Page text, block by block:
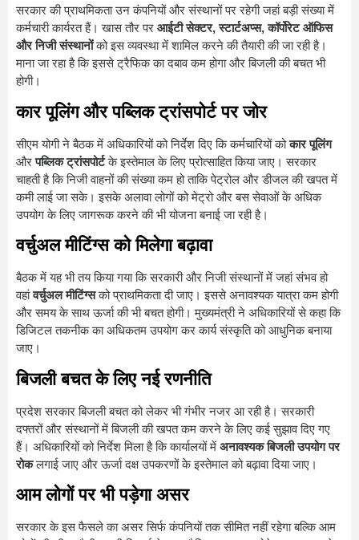
सरकार की प्राथमिकता उन कंपनियों और संस्थानों पर रहेगी जहां बड़ी संख्या में
कर्मचारी कार्यरत हैं। खास तौर पर आईटी सेक्टर, स्टार्टअप्स, कॉर्पोरेट ऑफिस
और निजी संस्थानोंको इस व्यवस्था में शामिल करने की तैयारी की जा रही है।
माना जा रहा है कि इससे ट्रैफिक का दबाव कम होगा और बिजली की बचत भी
होगी।
कार पूलिंग और पब्लिक ट्रांसपोर्ट पर जोर
सीएम योगी ने बैठक में अधिकारियों को निर्देश दिए कि कर्मचारियों कोकार पूलिंग
औरपब्लिक ट्रांसपोर्टके इस्तेमाल के लिए प्रोत्साहित किया जाए। सरकार
चाहती है कि निजी वाहनों की संख्या कम हो ताकि पेट्रोल और डीजल की खपत में
कमी लाई जा सके। इसके अलावा लोगों को मेट्रो और बस सेवाओं के अधिक
उपयोग के लिए जागरूक करने की भी योजना बनाई जा रही है।
वर्चुअल मीटिंग्स को मिलेगा बढ़ावा
बैठक में यह भी तय किया गया कि सरकारी और निजी संस्थानों में जहां संभव हो
वहांवर्चुअल मीटिंग्सको प्राथमिकता दी जाए। इससे अनावश्यक यात्रा कम होगी
और समय के साथ ऊर्जा की भी बचत होगी। मुख्यमंत्री ने अधिकारियों से कहा कि
डिजिटल तकनीक का अधिकतम उपयोग कर कार्य संस्कृति को आधुनिक बनाया
जाए।
बिजली बचत के लिए नई रणनीति
प्रदेश सरकार बिजली बचत को लेकर भी गंभीर नजर आ रही है। सरकारी
दफ्तरों और संस्थानों में बिजली की खपत कम करने के लिए कई सुझाव दिए गए
हैं। अधिकारियों को निर्देश मिला है कि कार्यालयों में अनावश्यक बिजली उपयोग पर
रोकलगाई जाए और ऊर्जा दक्ष उपकरणों के इस्तेमाल को बढ़ावा दिया जाए।
आम लोगों पर भी पड़ेगा असर
सरकार के इस फैसले का असर सिर्फ कंपनियों तक सीमित नहीं रहेगा बल्कि आम